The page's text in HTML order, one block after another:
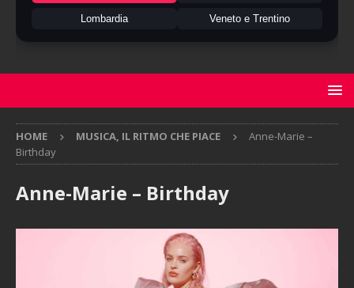
Lombardia Veneto e Trentino
HOME MUSICA, IL RITMO CHE PIACE
Anne-Marie –
Birthday
Anne-Marie – Birthday